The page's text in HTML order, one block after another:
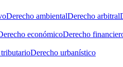
Derecho ambientalDerecho arbitral
económicoDerecho
Derecho urbanístico